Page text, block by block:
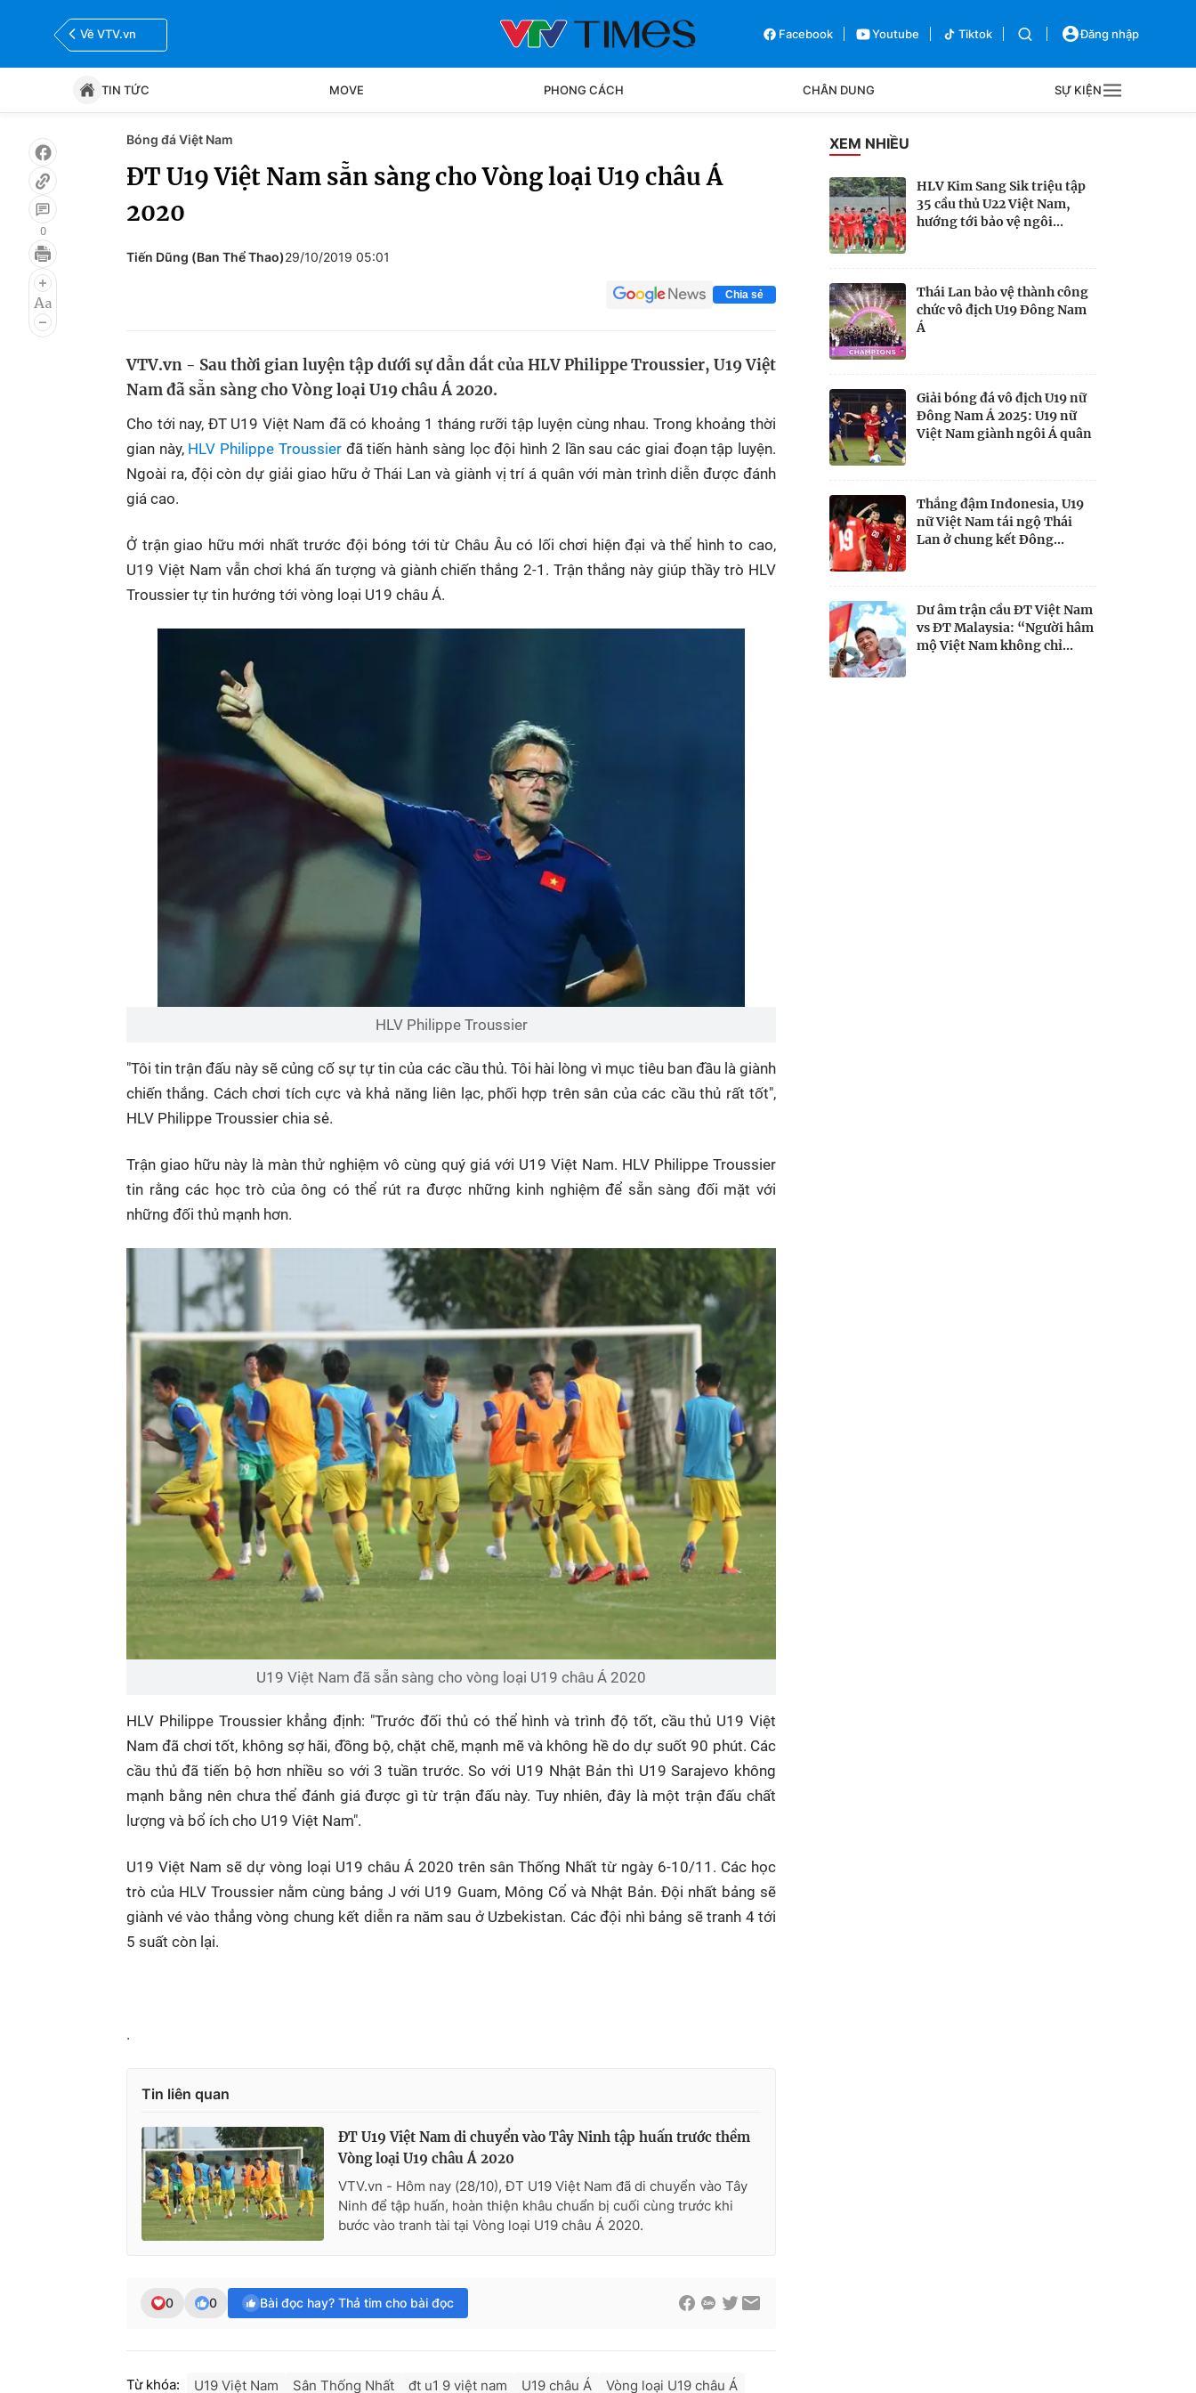
Về VTV.vn Facebook Youtube Tiktok Đăng nhập
TIN TỨC MOVE PHONG CÁCH CHÂN DUNG SỰ KIỆN
Tin tức
Bóng đá Bên lề
0
Bóng đá Việt Nam
ĐT U19 Việt Nam sẵn sàng cho Vòng loại U19 châu Á
2020
Tiến Dũng (Ban Thể Thao)29/10/2019 05:01
Chia sẻ
VTV.vn - Sau thời gian luyện tập dưới sự dẫn dắt của HLV Philippe Troussier, U19 Việt
Nam đã sẵn sàng cho Vòng loại U19 châu Á 2020.
Cho tới nay, ĐT U19 Việt Nam đã có khoảng 1 tháng rưỡi tập luyện cùng nhau. Trong khoảng thời
gian này, HLV Philippe Troussier đã tiến hành sàng lọc đội hình 2 lần sau các giai đoạn tập luyện.
Ngoài ra, đội còn dự giải giao hữu ở Thái Lan và giành vị trí á quân với màn trình diễn được đánh
giá cao.
Ở trận giao hữu mới nhất trước đội bóng tới từ Châu Âu có lối chơi hiện đại và thể hình to cao,
U19 Việt Nam vẫn chơi khá ấn tượng và giành chiến thắng 2-1. Trận thắng này giúp thầy trò HLV
Troussier tự tin hướng tới vòng loại U19 châu Á.
HLV Philippe Troussier
"Tôi tin trận đấu này sẽ củng cố sự tự tin của các cầu thủ. Tôi hài lòng vì mục tiêu ban đầu là giành
chiến thắng. Cách chơi tích cực và khả năng liên lạc, phối hợp trên sân của các cầu thủ rất tốt",
HLV Philippe Troussier chia sẻ.
Trận giao hữu này là màn thử nghiệm vô cùng quý giá với U19 Việt Nam. HLV Philippe Troussier
tin rằng các học trò của ông có thể rút ra được những kinh nghiệm để sẵn sàng đối mặt với
những đối thủ mạnh hơn.
U19 Việt Nam đã sẵn sàng cho vòng loại U19 châu Á 2020
HLV Philippe Troussier khẳng định: "Trước đối thủ có thể hình và trình độ tốt, cầu thủ U19 Việt
Nam đã chơi tốt, không sợ hãi, đồng bộ, chặt chẽ, mạnh mẽ và không hề do dự suốt 90 phút. Các
cầu thủ đã tiến bộ hơn nhiều so với 3 tuần trước. So với U19 Nhật Bản thì U19 Sarajevo không
mạnh bằng nên chưa thể đánh giá được gì từ trận đấu này. Tuy nhiên, đây là một trận đấu chất
lượng và bổ ích cho U19 Việt Nam".
U19 Việt Nam sẽ dự vòng loại U19 châu Á 2020 trên sân Thống Nhất từ ngày 6-10/11. Các học
trò của HLV Troussier nằm cùng bảng J với U19 Guam, Mông Cổ và Nhật Bản. Đội nhất bảng sẽ
giành vé vào thẳng vòng chung kết diễn ra năm sau ở Uzbekistan. Các đội nhì bảng sẽ tranh 4 tới
5 suất còn lại.
.
Tin liên quan
ĐT U19 Việt Nam di chuyển vào Tây Ninh tập huấn trước thềm
Vòng loại U19 châu Á 2020
VTV.vn - Hôm nay (28/10), ĐT U19 Việt Nam đã di chuyển vào Tây
Ninh để tập huấn, hoàn thiện khâu chuẩn bị cuối cùng trước khi
bước vào tranh tài tại Vòng loại U19 châu Á 2020.
0 0 Bài đọc hay? Thả tim cho bài đọc
Từ khóa: U19 Việt Nam Sân Thống Nhất đt u1 9 việt nam U19 châu Á
Vòng loại U19 châu Á
XEM NHIỀU
HLV Kim Sang Sik triệu tập
35 cầu thủ U22 Việt Nam,
hướng tới bảo vệ ngôi...
Thái Lan bảo vệ thành công
chức vô địch U19 Đông Nam
Á
Giải bóng đá vô địch U19 nữ
Đông Nam Á 2025: U19 nữ
Việt Nam giành ngôi Á quân
Thắng đậm Indonesia, U19
nữ Việt Nam tái ngộ Thái
Lan ở chung kết Đông...
Dư âm trận cầu ĐT Việt Nam
vs ĐT Malaysia: “Người hâm
mộ Việt Nam không chỉ...